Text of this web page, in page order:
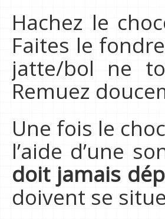
Hachez le
Faites le
jatte/bol ne
Remuez
Une fois le
l’aide d’une
doit jamais
doivent se